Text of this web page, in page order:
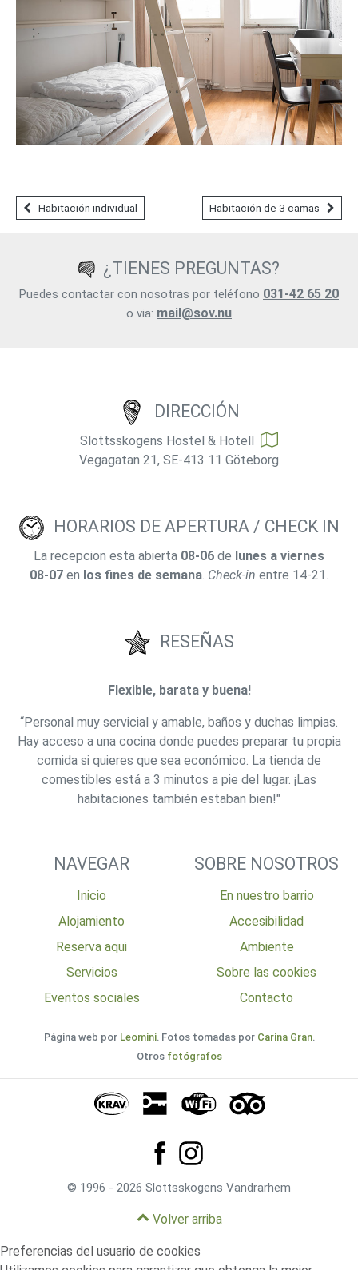
Habitación individual Habitación de 3 camas
¿TIENES PREGUNTAS?
Puedes contactar con nosotras por teléfono 031-42 65 20
o via: mail@sov.nu
DIRECCIÓN
Slottsskogens Hostel & Hotell
Vegagatan 21, SE-413 11 Göteborg
HORARIOS DE APERTURA / CHECK IN
La recepcion esta abierta 08-06 de lunes a viernes
08-07 en los fines de semana. Check-in entre 14-21.
RESEÑAS
Flexible, barata y buena!
“Personal muy servicial y amable, baños y duchas limpias.
Hay acceso a una cocina donde puedes preparar tu propia
comida si quieres que sea económico. La tienda de
comestibles está a 3 minutos a pie del lugar. ¡Las
habitaciones también estaban bien!"
NAVEGAR SOBRE NOSOTROS
Inicio
En nuestro barrio
Alojamiento
Accesibilidad
Reserva aqui
Ambiente
Servicios
Sobre las cookies
Eventos sociales
Contacto
Página web por Leomini. Fotos tomadas por Carina Gran.
Otros fotógrafos
© 1996 - 2026 Slottsskogens Vandrarhem
Volver arriba
Preferencias del usuario de cookies